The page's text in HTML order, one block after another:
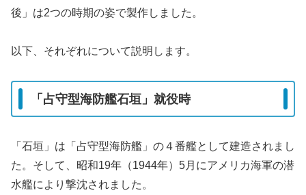
後」は2つの時期の姿で製作しました。
以下、それぞれについて説明します。
「占守型海防艦石垣」就役時
「石垣」は「占守型海防艦」の４番艦として建造されまし
た。そして、昭和19年（1944年）5月にアメリカ海軍の潜
水艦により撃沈されました。